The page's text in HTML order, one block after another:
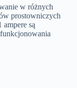
w różnych
prostowniczych
ampere są